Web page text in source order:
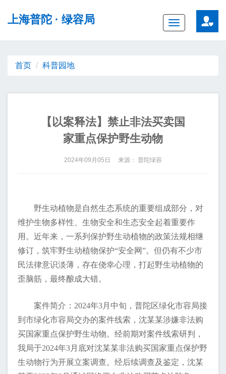
上海普陀 · 绿容局
Toggle
navigation
首页 科普园地
【以案释法】禁止非法买卖国
家重点保护野生动物
2024年09月05日 来源： 普陀绿容
野生动植物是自然生态系统的重要组成部分，对
维护生物多样性、生物安全和生态安全起着重要作
用。近年来，一系列保护野生动植物的政策法规相继
修订，筑牢野生动植物保护“安全网”。但仍有不少市
民法律意识淡薄，存在侥幸心理，打起野生动植物的
歪脑筋，最终酿成大错。
案件简介：2024年3月中旬，普陀区绿化市容局接
到市绿化市容局交办的案件线索，沈某某涉嫌非法购
买国家重点保护野生动物。经前期对案件线索研判，
我局于2024年3月底对沈某某非法购买国家重点保护野
生动物行为开展立案调查。经后续调查及鉴定，沈某